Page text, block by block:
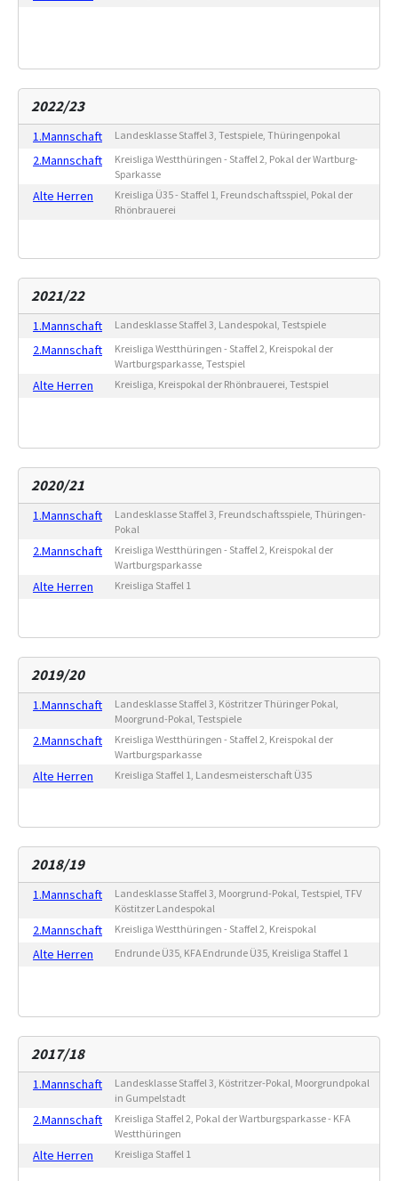
2022/23
1.Mannschaft Landesklasse Staffel 3, Testspiele, Thüringenpokal
2.Mannschaft
Kreisliga Westthüringen - Staffel 2, Pokal der Wartburg-
Sparkasse
Alte Herren
Kreisliga Ü35 - Staffel 1, Freundschaftsspiel, Pokal der
Rhönbrauerei
2021/22
1.Mannschaft Landesklasse Staffel 3, Landespokal, Testspiele
2.Mannschaft
Kreisliga Westthüringen - Staffel 2, Kreispokal der
Wartburgsparkasse, Testspiel
Alte Herren Kreisliga, Kreispokal der Rhönbrauerei, Testspiel
2020/21
1.Mannschaft
Landesklasse Staffel 3, Freundschaftsspiele, Thüringen-
Pokal
2.Mannschaft
Kreisliga Westthüringen - Staffel 2, Kreispokal der
Wartburgsparkasse
Alte Herren Kreisliga Staffel 1
2019/20
1.Mannschaft
Landesklasse Staffel 3, Köstritzer Thüringer Pokal,
Moorgrund-Pokal, Testspiele
2.Mannschaft
Kreisliga Westthüringen - Staffel 2, Kreispokal der
Wartburgsparkasse
Alte Herren Kreisliga Staffel 1, Landesmeisterschaft Ü35
2018/19
1.Mannschaft
Landesklasse Staffel 3, Moorgrund-Pokal, Testspiel, TFV
Köstitzer Landespokal
2.Mannschaft Kreisliga Westthüringen - Staffel 2, Kreispokal
Alte Herren Endrunde Ü35, KFA Endrunde Ü35, Kreisliga Staffel 1
2017/18
1.Mannschaft
Landesklasse Staffel 3, Köstritzer-Pokal, Moorgrundpokal
in Gumpelstadt
2.Mannschaft
Kreisliga Staffel 2, Pokal der Wartburgsparkasse - KFA
Westthüringen
Alte Herren Kreisliga Staffel 1